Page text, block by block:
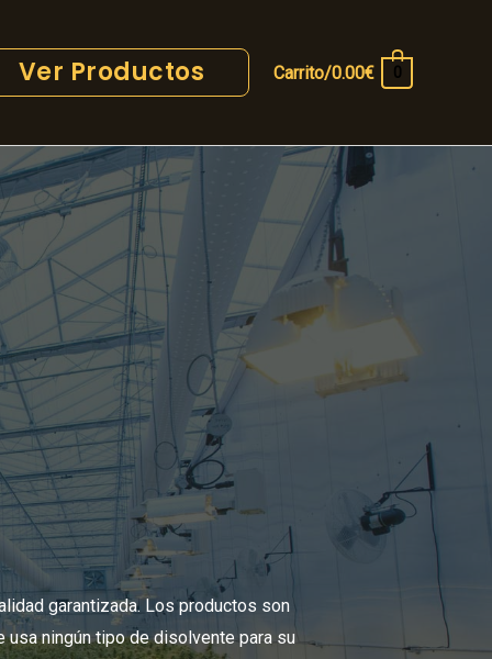
Ver Productos Carrito/0.00€ 0
garantizada. Los productos son
ningún tipo de disolvente para su